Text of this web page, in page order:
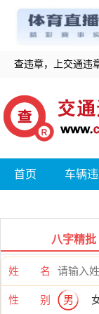
查违章，上交通违
首页 车辆
八字精批
姓 名
性 别 男